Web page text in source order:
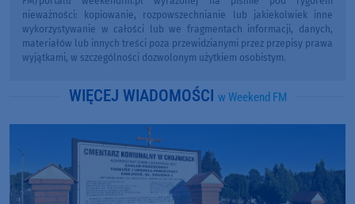
nieważności: kopiowanie, rozpowszechnianie lub jakiekolwiek inne
wykorzystywanie w całości lub we fragmentach informacji, danych,
materiałów lub innych treści poza przewidzianymi przez przepisy prawa
wyjątkami, w szczególności dozwolonym użytkiem osobistym.
WIĘCEJ WIADOMOŚCI w Weekend FM